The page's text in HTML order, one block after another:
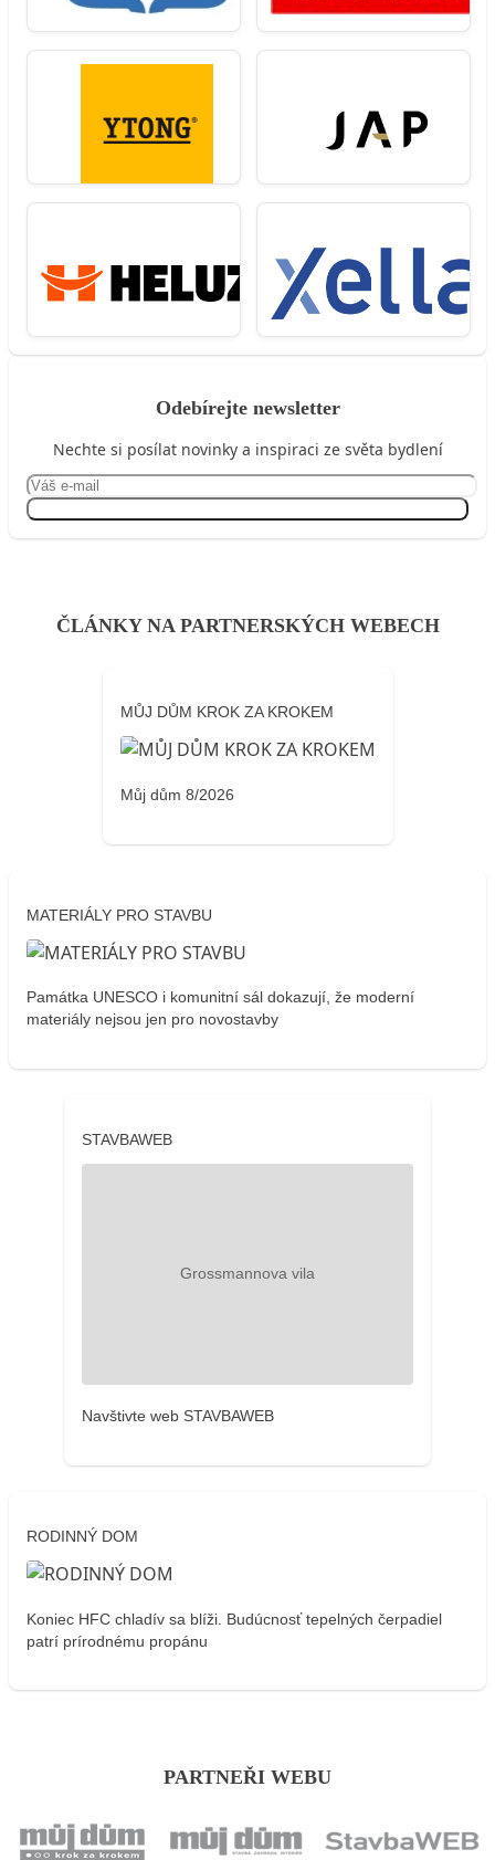
Odebírejte newsletter
Nechte si posílat novinky a inspiraci ze světa bydlení
ČLÁNKY NA PARTNERSKÝCH WEBECH
MŮJ DŮM KROK ZA KROKEM
Můj dům 8/2026
MATERIÁLY PRO STAVBU
Památka UNESCO i komunitní sál dokazují, že moderní
materiály nejsou jen pro novostavby
STAVBAWEB
Navštivte web STAVBAWEB
RODINNÝ DOM
Koniec HFC chladív sa blíži. Budúcnosť tepelných čerpadiel
patrí prírodnému propánu
PARTNEŘI WEBU